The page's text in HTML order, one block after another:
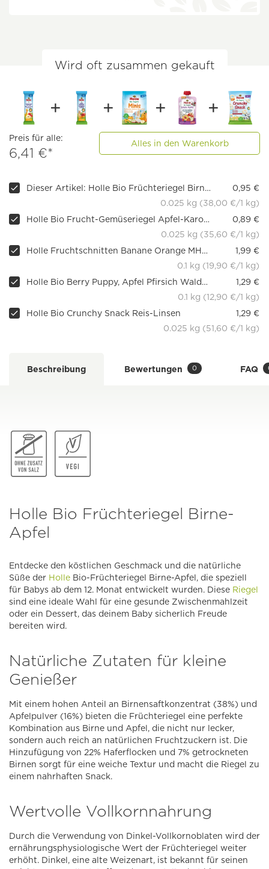
Wird oft zusammen gekauft
Preis für alle:
6,41 €*
Alles in den Warenkorb
Dieser Artikel: Holle Bio Früchteriegel Birne-Apfel
0,95 €
0.025 kg (38,00 €/1 kg)
Holle Bio Frucht-Gemüseriegel Apfel-Karotte
0,89 €
0.025 kg (35,60 €/1 kg)
Holle Fruchtschnitten Banane Orange MHD 11.08.2026
1,99 €
0.1 kg (19,90 €/1 kg)
Holle Bio Berry Puppy, Apfel Pfirsich Waldbeeren
1,29 €
0.1 kg (12,90 €/1 kg)
Holle Bio Crunchy Snack Reis-Linsen
1,29 €
0.025 kg (51,60 €/1 kg)
Beschreibung Bewertungen 0 FAQ
Holle Bio Früchteriegel Birne-
Apfel
Entdecke den köstlichen Geschmack und die natürliche
Süße der Holle Bio-Früchteriegel Birne-Apfel, die speziell
für Babys ab dem 12. Monat entwickelt wurden. Diese Riegel
sind eine ideale Wahl für eine gesunde Zwischenmahlzeit
oder ein Dessert, das deinem Baby sicherlich Freude
bereiten wird.
Natürliche Zutaten für kleine
Genießer
Mit einem hohen Anteil an Birnensaftkonzentrat (38%) und
Apfelpulver (16%) bieten die Früchteriegel eine perfekte
Kombination aus Birne und Apfel, die nicht nur lecker,
sondern auch reich an natürlichen Fruchtzuckern ist. Die
Hinzufügung von 22% Haferflocken und 7% getrockneten
Birnen sorgt für eine weiche Textur und macht die Riegel zu
einem nahrhaften Snack.
Wertvolle Vollkornnahrung
Durch die Verwendung von Dinkel-Vollkornoblaten wird der
ernährungsphysiologische Wert der Früchteriegel weiter
erhöht. Dinkel, eine alte Weizenart, ist bekannt für seinen